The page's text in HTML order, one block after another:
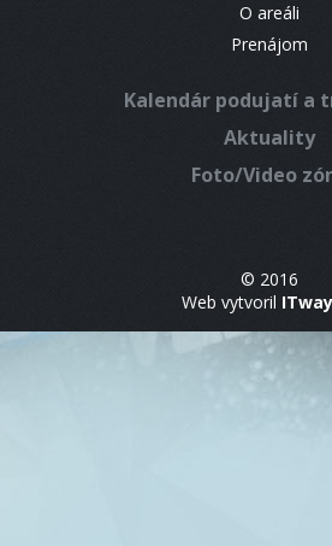
O areáli
Prenájom
Kalendár podujatí a
Aktuality
Foto/Video
© 2016
Web vytvoril